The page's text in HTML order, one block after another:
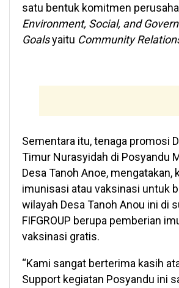
satu bentuk komitmen
Environment, Social, and
Goalsyaitu Community
Sementara itu, tenaga promosi
Timur Nurasyidah di Posyandu
Desa Tanoh Anoe, mengatakan,
imunisasi atau vaksinasi untuk
wilayah Desa Tanoh Anou ini di
FIFGROUP berupa pemberian
vaksinasi gratis.
“Kami sangat berterima kasih
Support kegiatan Posyandu ini